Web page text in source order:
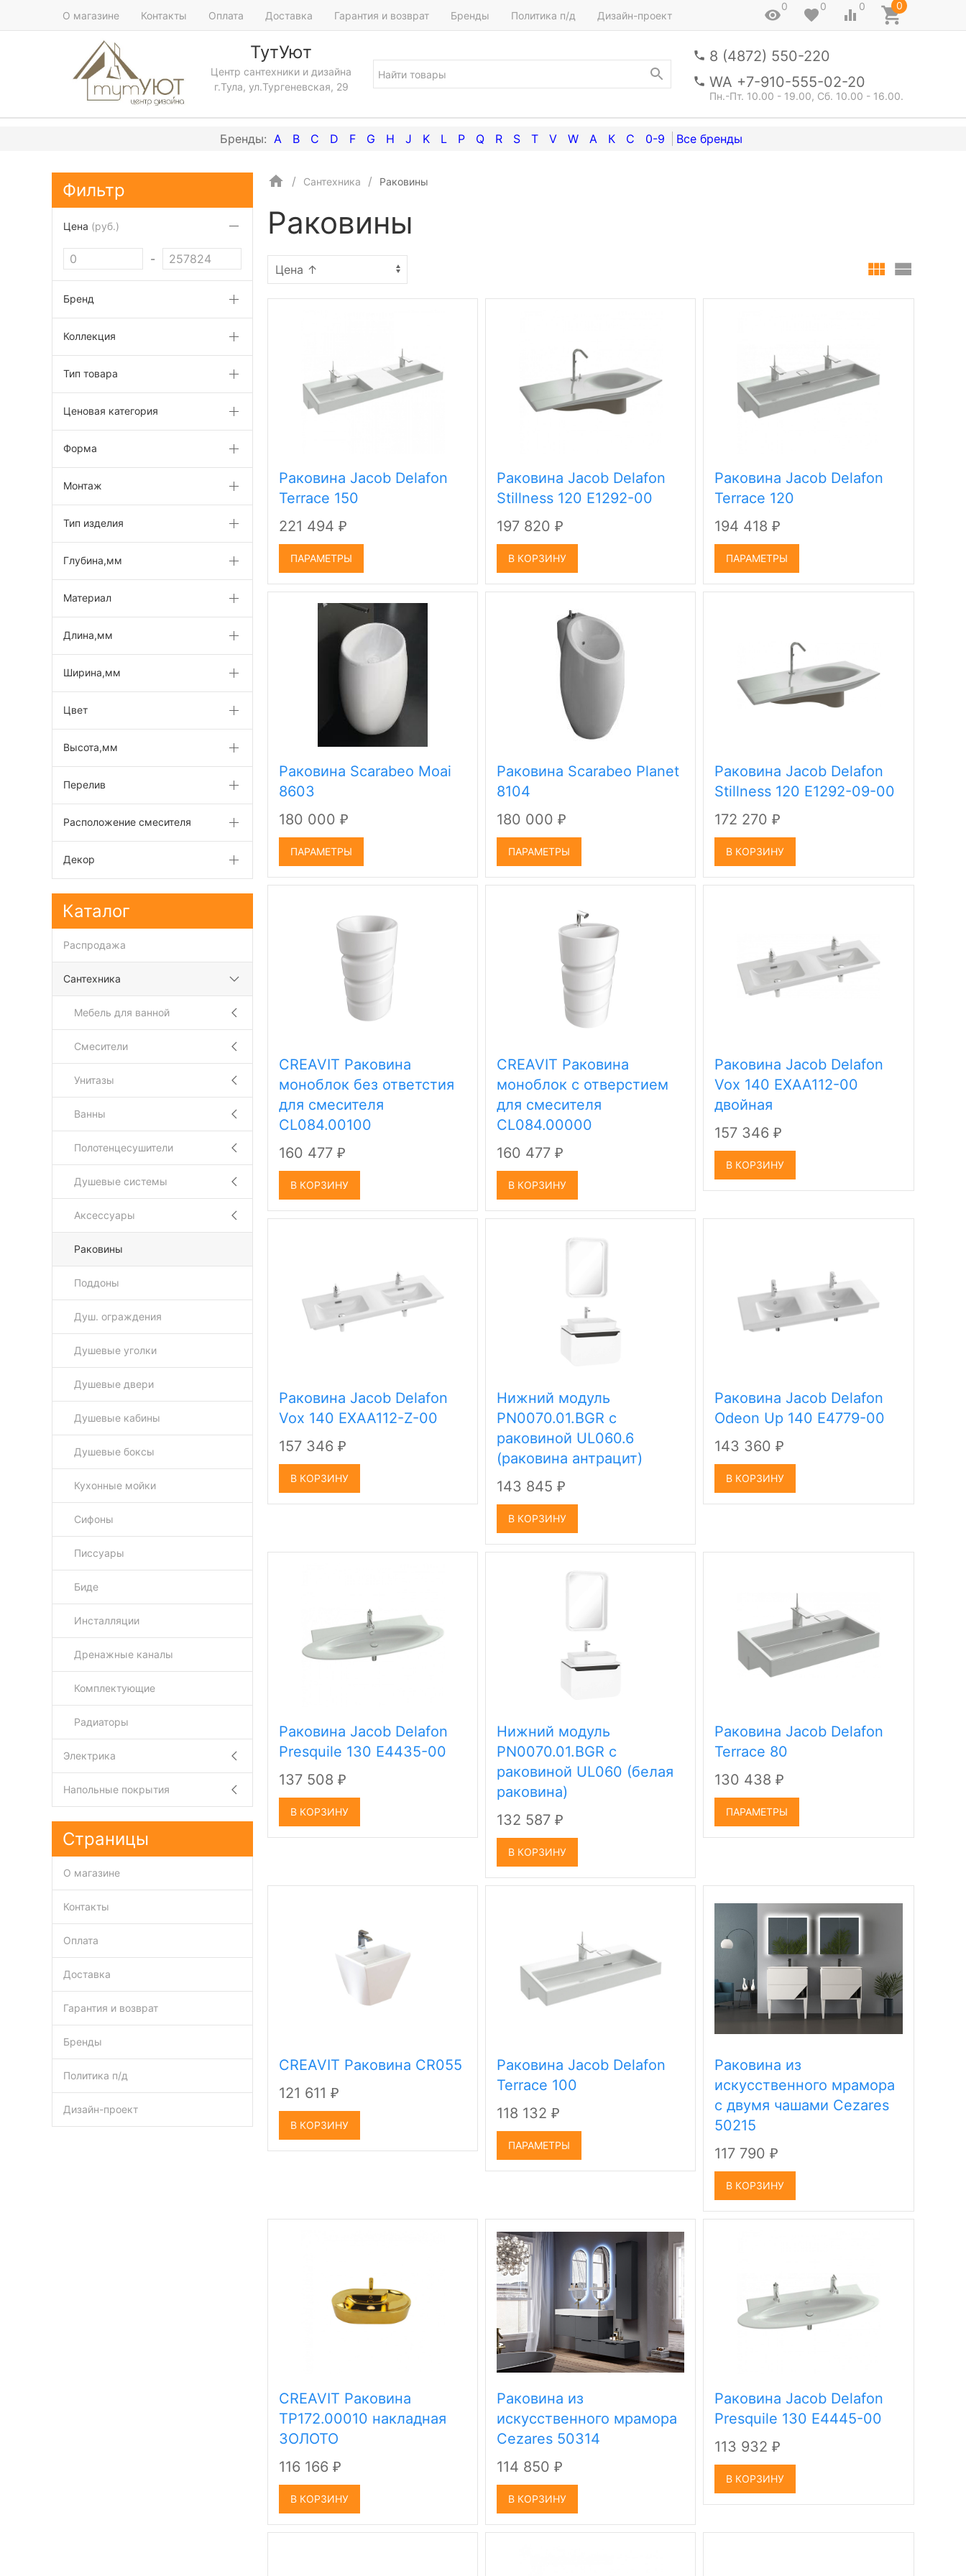
О магазине Контакты Оплата Доставка Гарантия и возврат Бренды Политика п/д Дизайн-проект
0 0 0 0
ТутУют
Центр сантехники и дизайна
г.Тула, ул.Тургеневская, 29
8 (4872) 550-220
WA +7-910-555-02-20
Пн.-Пт. 10.00 - 19.00, Сб. 10.00 - 16.00.
A B C D F G H J K L P Q R S T V W А К С 0-9
Сантехника Раковины
Раковины
Раковина Jacob Delafon
Terrace 150
221 494 ₽
ПАРАМЕТРЫ
Раковина Jacob Delafon
Stillness 120 E1292-00
197 820₽
В КОРЗИНУ
Раковина Jacob Delafon
Terrace 120
194 418₽
ПАРАМЕТРЫ
Раковина Scarabeo Moai
8603
180 000 ₽
ПАРАМЕТРЫ
Раковина Scarabeo Planet
8104
180 000₽
ПАРАМЕТРЫ
Раковина Jacob Delafon
Stillness 120 E1292-09-00
172 270₽
В КОРЗИНУ
CREAVIT Раковина
моноблок без ответстия
для смесителя
CL084.00100
160 477 ₽
В КОРЗИНУ
CREAVIT Раковина
моноблок с отверстием
для смесителя
CL084.00000
160 477₽
В КОРЗИНУ
Раковина Jacob Delafon
Vox 140 EXAA112-00
двойная
157 346₽
В КОРЗИНУ
Раковина Jacob Delafon
Vox 140 EXAA112-Z-00
157 346 ₽
В КОРЗИНУ
Нижний модуль
PN0070.01.BGR с
раковиной UL060.6
(раковина антрацит)
143 845₽
В КОРЗИНУ
Раковина Jacob Delafon
Odeon Up 140 E4779-00
143 360₽
В КОРЗИНУ
Раковина Jacob Delafon
Presquile 130 E4435-00
137 508 ₽
В КОРЗИНУ
Нижний модуль
PN0070.01.BGR с
раковиной UL060 (белая
раковина)
132 587₽
В КОРЗИНУ
Раковина Jacob Delafon
Terrace 80
130 438₽
ПАРАМЕТРЫ
CREAVIT Раковина CR055
121 611 ₽
В КОРЗИНУ
Раковина Jacob Delafon
Terrace 100
118 132₽
ПАРАМЕТРЫ
Раковина из
искусственного мрамора
с двумя чашами Cezares
50215
117 790₽
В КОРЗИНУ
CREAVIT Раковина
TP172.00010 накладная
ЗОЛОТО
116 166 ₽
В КОРЗИНУ
Раковина из
искусственного мрамора
Cezares 50314
114 850₽
В КОРЗИНУ
Раковина Jacob Delafon
Presquile 130 E4445-00
113 932₽
В КОРЗИНУ
Фильтр
Цена (руб.)
-
Бренд
Коллекция
Тип товара
Ценовая категория
Форма
Монтаж
Тип изделия
Глубина,мм
Материал
Длина,мм
Ширина,мм
Цвет
Высота,мм
Перелив
Расположение смесителя
Декор
Каталог
Распродажа
Сантехника
Мебель для ванной
Смесители
Унитазы
Ванны
Полотенцесушители
Душевые системы
Аксессуары
Раковины
Поддоны
Душ. ограждения
Душевые уголки
Душевые двери
Душевые кабины
Душевые боксы
Кухонные мойки
Сифоны
Писсуары
Биде
Инсталляции
Дренажные каналы
Комплектующие
Радиаторы
Электрика
Напольные покрытия
Страницы
О магазине
Контакты
Оплата
Доставка
Гарантия и возврат
Бренды
Политика п/д
Дизайн-проект